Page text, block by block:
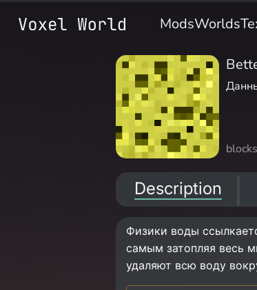
ModsWorlds
blocks
Description
Физики воды
самым затопляя весь
удаляют всю воду